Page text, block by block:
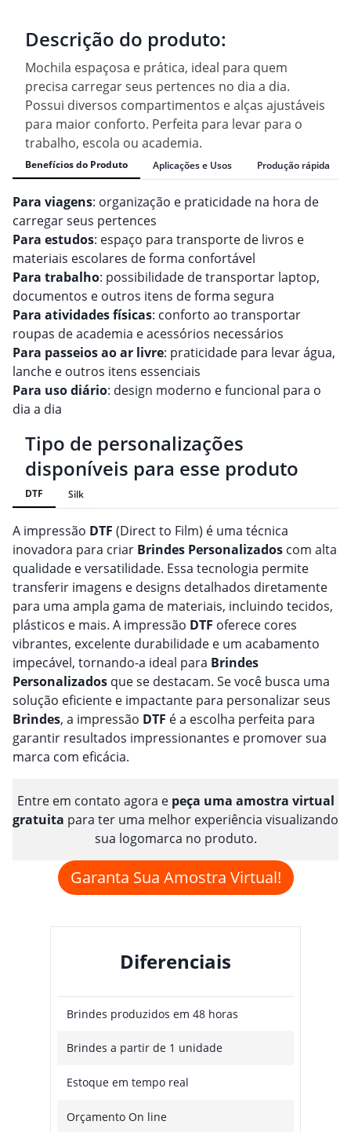
Descrição do produto:
Mochila espaçosa e prática, ideal para quem
precisa carregar seus pertences no dia a dia.
Possui diversos compartimentos e alças ajustáveis
para maior conforto. Perfeita para levar para o
trabalho, escola ou academia.
Benefícios do Produto Aplicações e Usos Produção rápida
Para viagens: organização e praticidade na hora de
carregar seus pertences
Para estudos: espaço para transporte de livros e
materiais escolares de forma confortável
Para trabalho: possibilidade de transportar laptop,
documentos e outros itens de forma segura
Para atividades físicas: conforto ao transportar
roupas de academia e acessórios necessários
Para passeios ao ar livre: praticidade para levar água,
lanche e outros itens essenciais
Para uso diário: design moderno e funcional para o
dia a dia
Tipo de personalizações
disponíveis para esse produto
DTF Silk
A impressão DTF (Direct to Film) é uma técnica
inovadora para criar Brindes Personalizados com alta
qualidade e versatilidade. Essa tecnologia permite
transferir imagens e designs detalhados diretamente
para uma ampla gama de materiais, incluindo tecidos,
plásticos e mais. A impressão DTF oferece cores
vibrantes, excelente durabilidade e um acabamento
impecável, tornando-a ideal para Brindes
Personalizados que se destacam. Se você busca uma
solução eficiente e impactante para personalizar seus
Brindes, a impressão DTF é a escolha perfeita para
garantir resultados impressionantes e promover sua
marca com eficácia.
Entre em contato agora e peça uma amostra virtual
gratuita para ter uma melhor experiência visualizando
sua logomarca no produto.
Garanta Sua Amostra Virtual!
Diferenciais
Brindes produzidos em 48 horas
Brindes a partir de 1 unidade
Estoque em tempo real
Orçamento On line